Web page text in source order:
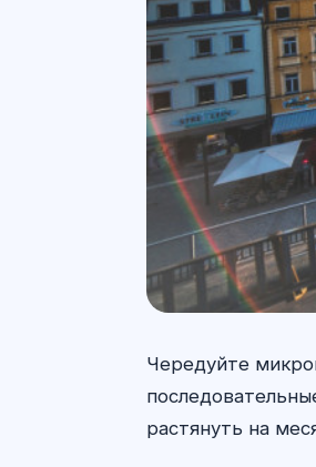
Чередуйте
растянуть на